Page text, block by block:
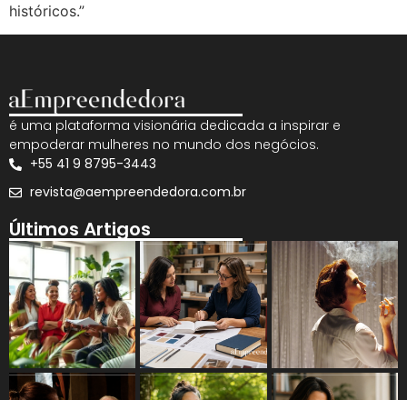
históricos.”
é uma plataforma visionária dedicada a inspirar e
empoderar mulheres no mundo dos negócios.
+55 41 9 8795-3443
revista@aempreendedora.com.br
Últimos Artigos